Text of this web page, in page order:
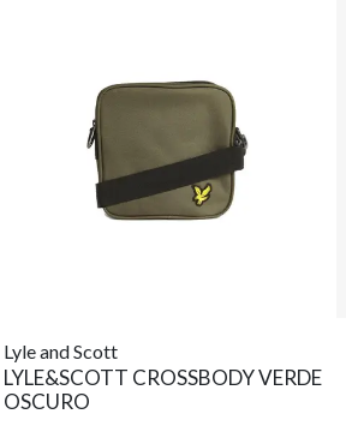
Lyle and Scott
LYLE&SCOTT CROSSBODY VERDE
OSCURO